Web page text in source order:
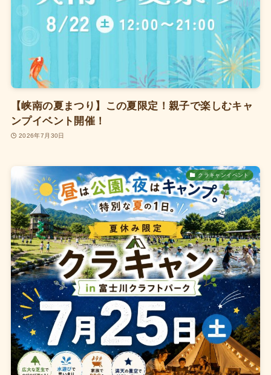
【峡南の夏まつり】この夏限定！親子で楽しむキャ
ンプイベント開催！
2026年7月30日
クラキャンイベント